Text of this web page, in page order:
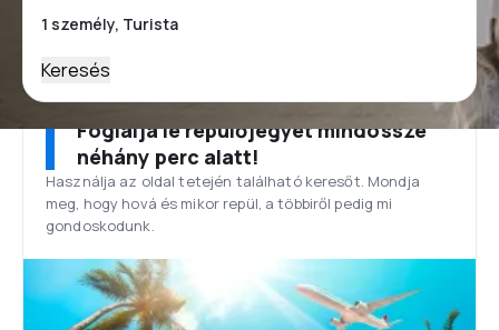
Keresés
Foglalja le repülőjegyét mindössze
néhány perc alatt!
Használja az oldal tetején található keresőt. Mondja
meg, hogy hová és mikor repül, a többiről pedig mi
gondoskodunk.